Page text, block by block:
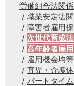
労働組合法関係
職業安定法
障害者雇用
次世代育成
高年齢者雇
雇用機会均
育児・介護
パートタイ